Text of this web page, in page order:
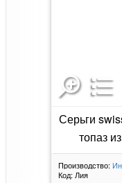
Серьги
топаз
Производство:
Код: Лия